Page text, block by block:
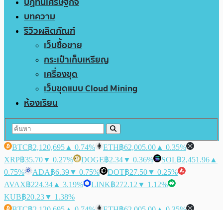
บทความ
รีวิวผลิตภัณฑ์
เว็บซื้อขาย
กระเป๋าเก็บเหรียญ
เครื่องขุด
เว็บขุดแบบ Cloud Mining
ห้องเรียน
BTC฿2,120,695 ▲ 0.74% ETH฿62,005.00 ▲ 0.35%
XRP฿35.70▼ 0.27% DOGE฿2.34▼ 0.36% SOL฿2,451.96 ▲
0.75%
ADA฿6.39▼ 0.75% DOT฿27.50▼ 0.25%
AVAX฿224.34 ▲ 3.19% LINK฿272.12 ▼ 1.12%
KUB฿20.23▼ 1.38%